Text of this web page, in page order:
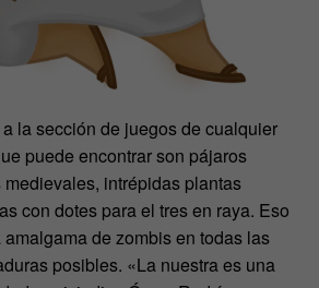
la sección de juegos de cualquier
puede encontrar son pájaros
intrépidas plantas
con dotes para el tres en raya. Eso
de zombis en todas las
posibles. «La nuestra es una